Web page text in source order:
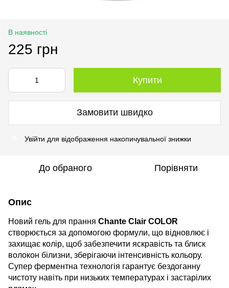
В наявності
225 грн
Купити
Замовити швидко
Увійти для відображення накопичувальної знижки
До обраного Порівняти
Опис
Новий гель для прання Chante Сlair COLOR
створюється за допомогою формули, що відновлює і
захищає колір, щоб забезпечити яскравість та блиск
волокон білизни, зберігаючи інтенсивність кольору.
Супер ферментна технологія гарантує бездоганну
чистоту навіть при низьких температурах і застарілих